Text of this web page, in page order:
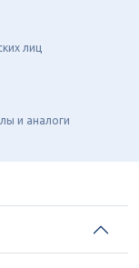
лиц
и аналоги